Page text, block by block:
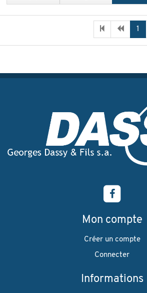
1
Mon compte
Créer un compte
Connecter
Informations